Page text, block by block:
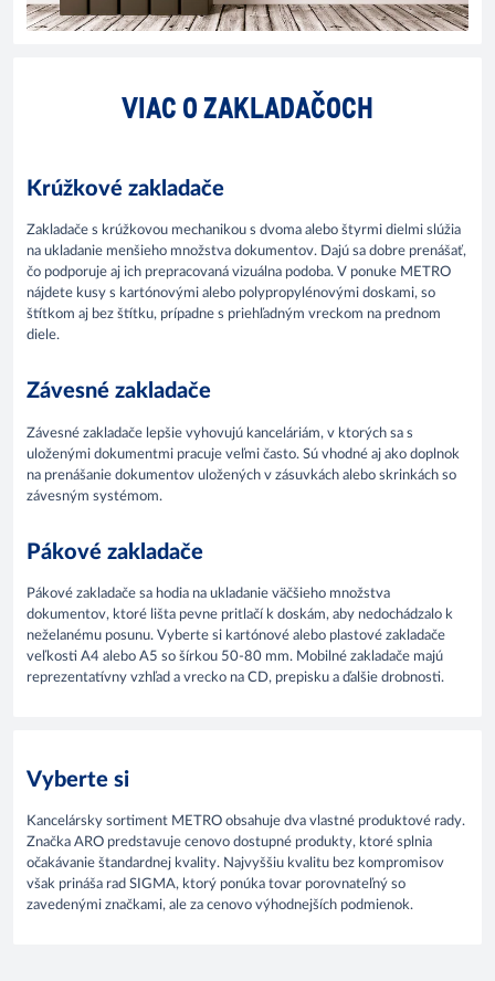
VIAC O ZAKLADAČOCH
Krúžkové zakladače
Zakladače s krúžkovou mechanikou s dvoma alebo štyrmi dielmi slúžia
na ukladanie menšieho množstva dokumentov. Dajú sa dobre prenášať,
čo podporuje aj ich prepracovaná vizuálna podoba. V ponuke METRO
nájdete kusy s kartónovými alebo polypropylénovými doskami, so
štítkom aj bez štítku, prípadne s priehľadným vreckom na prednom
diele.
Závesné zakladače
Závesné zakladače lepšie vyhovujú kanceláriám, v ktorých sa s
uloženými dokumentmi pracuje veľmi často. Sú vhodné aj ako doplnok
na prenášanie dokumentov uložených v zásuvkách alebo skrinkách so
závesným systémom.
Pákové zakladače
Pákové zakladače sa hodia na ukladanie väčšieho množstva
dokumentov, ktoré lišta pevne pritlačí k doskám, aby nedochádzalo k
neželanému posunu. Vyberte si kartónové alebo plastové zakladače
veľkosti A4 alebo A5 so šírkou 50-80 mm. Mobilné zakladače majú
reprezentatívny vzhľad a vrecko na CD, prepisku a ďalšie drobnosti.
Vyberte si
Kancelársky sortiment METRO obsahuje dva vlastné produktové rady.
Značka ARO predstavuje cenovo dostupné produkty, ktoré splnia
očakávanie štandardnej kvality. Najvyššiu kvalitu bez kompromisov
však prináša rad SIGMA, ktorý ponúka tovar porovnateľný so
zavedenými značkami, ale za cenovo výhodnejších podmienok.